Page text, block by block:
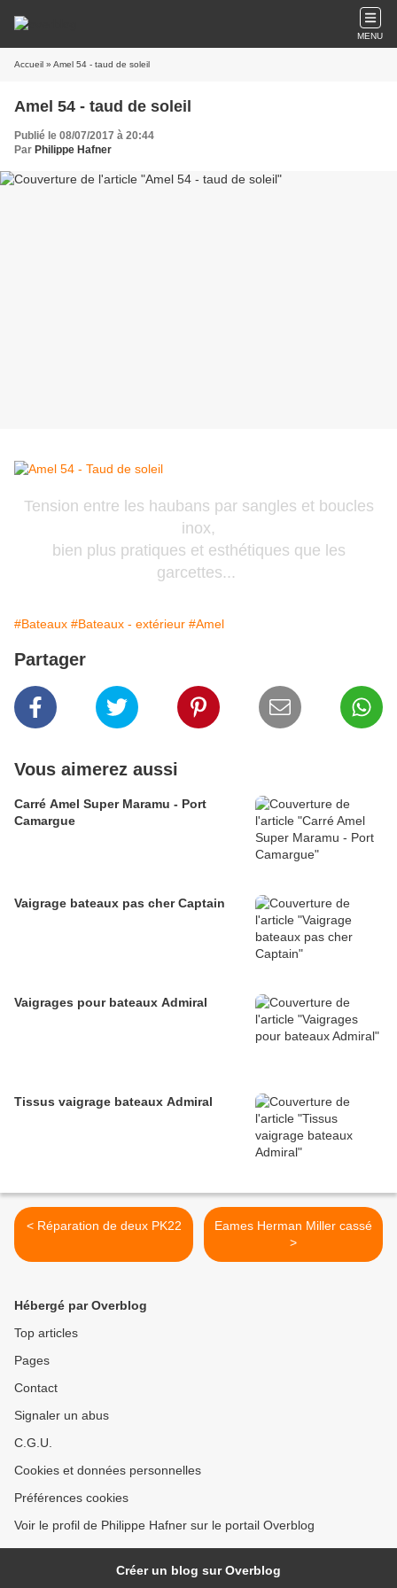
MENU
Accueil » Amel 54 - taud de soleil
Amel 54 - taud de soleil
Publié le 08/07/2017 à 20:44
Par Philippe Hafner
Tension entre les haubans par sangles et boucles
inox,
bien plus pratiques et esthétiques que les
garcettes...
#Bateaux #Bateaux - extérieur #Amel
Partager
Vous aimerez aussi
Carré Amel Super Maramu - Port
Camargue
Vaigrage bateaux pas cher Captain
Vaigrages pour bateaux Admiral
Tissus vaigrage bateaux Admiral
< Réparation de deux PK22
Eames Herman Miller cassé
>
Hébergé par Overblog
Top articles
Pages
Contact
Signaler un abus
C.G.U.
Cookies et données personnelles
Préférences cookies
Voir le profil de Philippe Hafner sur le portail Overblog
Créer un blog sur Overblog